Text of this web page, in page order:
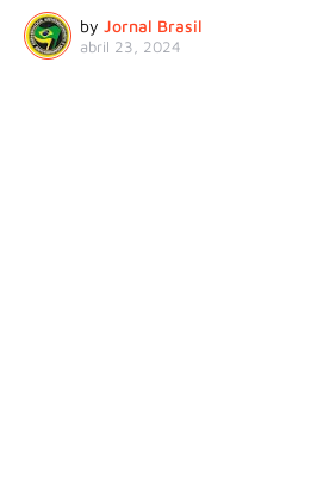
by Jornal Brasil
abril 23, 2024